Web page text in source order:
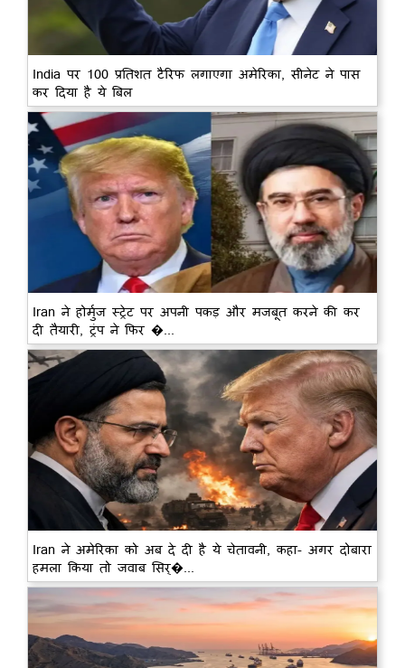
India पर 100 प्रतिशत टैरिफ लगाएगा अमेरिका, सीनेट ने पास
कर दिया है ये बिल
Iran ने होर्मुज स्ट्रेट पर अपनी पकड़ और मजबूत करने की कर
दी तैयारी, ट्रंप ने फिर �...
Iran ने अमेरिका को अब दे दी है ये चेतावनी, कहा- अगर दोबारा
हमला किया तो जवाब सिर्�...